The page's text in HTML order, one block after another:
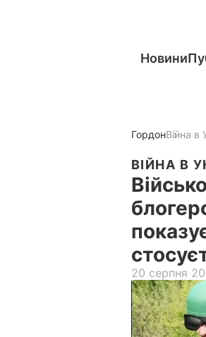
Новини
ГордонВійна в
ВІЙНА В
20 серпня